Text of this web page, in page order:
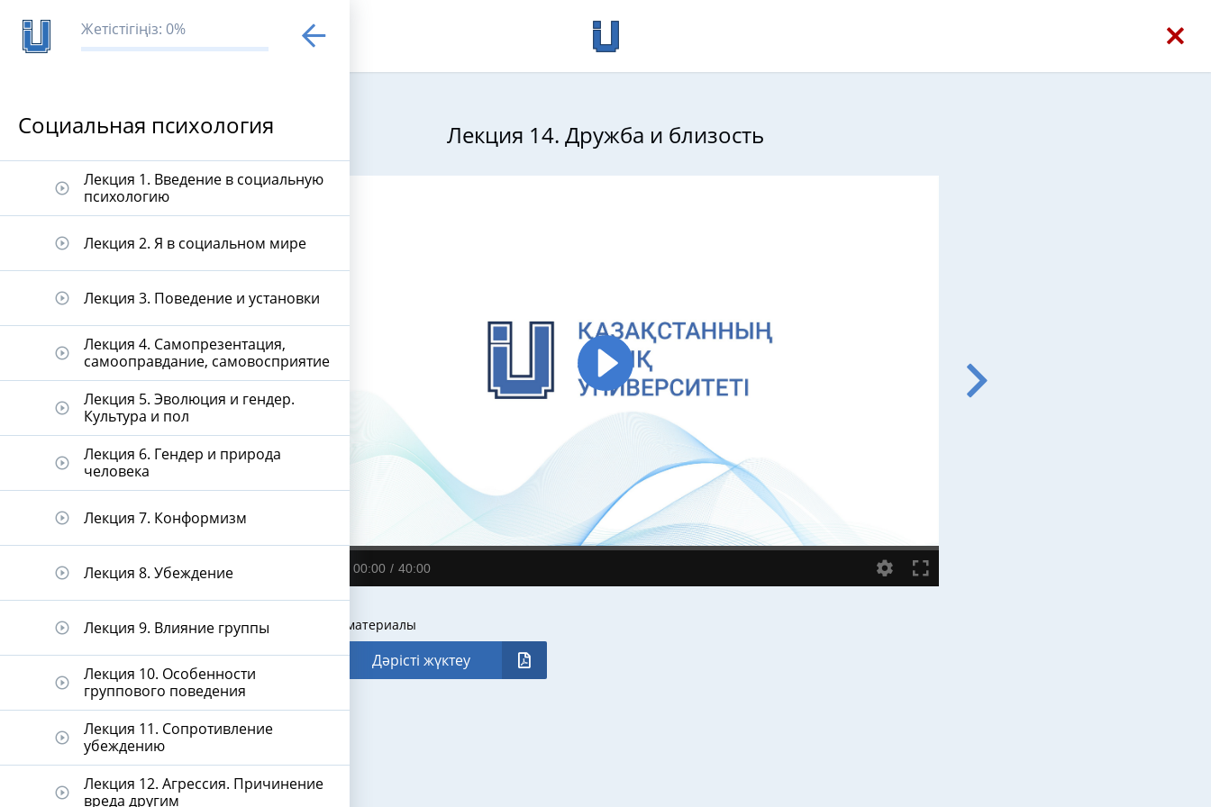
Жетістігіңіз: 0%
Социальная психология
play_circle_outline
Лекция 1. Введение в социальную
психологию
play_circle_outline Лекция 2. Я в социальном мире
play_circle_outline Лекция 3. Поведение и установки
play_circle_outline
Лекция 4. Самопрезентация,
самооправдание, самовосприятие
play_circle_outline
Лекция 5. Эволюция и гендер.
Культура и пол
play_circle_outline
Лекция 6. Гендер и природа
человека
play_circle_outline Лекция 7. Конформизм
play_circle_outline Лекция 8. Убеждение
play_circle_outline Лекция 9. Влияние группы
play_circle_outline
Лекция 10. Особенности
группового поведения
play_circle_outline
Лекция 11. Сопротивление
убеждению
play_circle_outline
Лекция 12. Агрессия. Причинение
вреда другим
Лекция 14. Дружба и близость
00:00 40:00
Видеодәріс материалы
Дәрісті жүктеу